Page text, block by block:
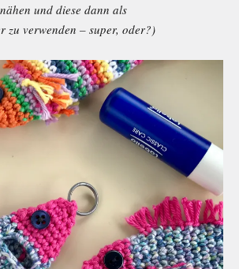
und diese dann als
zu verwenden – super, oder?)